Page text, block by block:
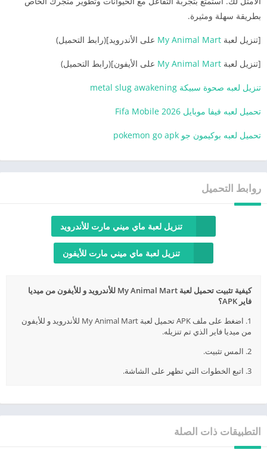
بطريقة سهلة ومثيرة.
[تنزيل لعبة My Animal Mart على الأندرويد](رابط التحميل)
[تنزيل لعبة My Animal Mart على الأيفون](رابط التحميل)
تنزيل لعبه صحوة سبيكة metal slug awakening
تحميل لعبه فيفا موبايل 2026 Fifa Mobile
تحميل لعبه بوكيمون جو pokemon go apk
روابط التحميل
تنزيل لعبة ماي ميني مارت للأندرويد
تنزيل لعبة ماي ميني مارت للأيفون
كيفية تثبيت تحميل لعبة My Animal Mart للأندرويد و للأيفون من ميديا
فاير APK؟
1. اضغط على ملف APK تحميل لعبة My Animal Mart للأندرويد و للأيفون
من ميديا فاير الذي تم تنزيله.
2. المس تثبيت.
3. اتبع الخطوات التي تظهر على الشاشة.
التطبيقات ذات الصلة